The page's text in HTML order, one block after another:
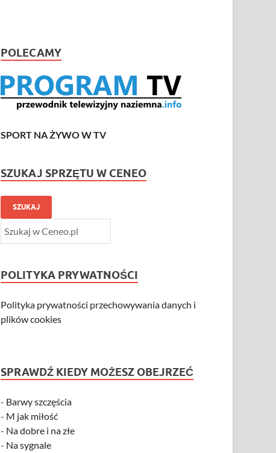
POLECAMY
SPORT NA ŻYWO W TV
SZUKAJ SPRZĘTU W CENEO
SZUKAJ
POLITYKA PRYWATNOŚCI
Polityka prywatności przechowywania danych i
plików cookies
SPRAWDŹ KIEDY MOŻESZ OBEJRZEĆ
- Barwy szczęścia
- M jak miłość
- Na dobre i na złe
- Na sygnale